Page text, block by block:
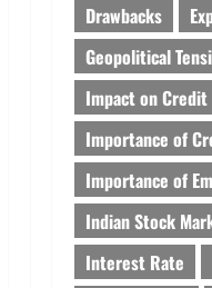
Drawbacks
Geopolitical
Impact on Credit
Importance of
Importance of
Indian Stock
Interest Rate